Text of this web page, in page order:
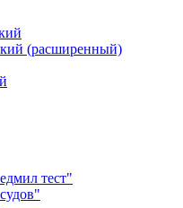
(расширенный)
тест"